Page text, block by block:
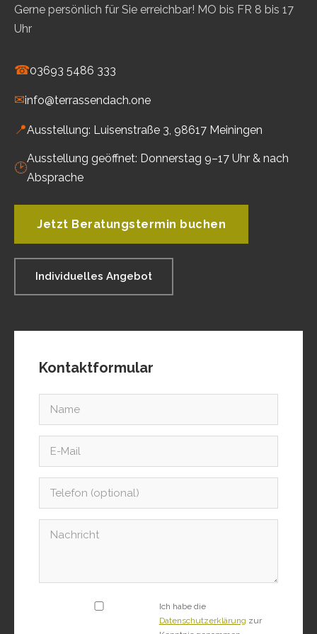
Gerne persönlich für Sie erreichbar! MO bis FR 8 bis 17
Uhr
☎03693 5486 333
✉info@terrassendach.one
📍Ausstellung: Luisenstraße 3, 98617 Meiningen
🕑
Ausstellung geöffnet: Donnerstag 9–17 Uhr & nach
Absprache
Jetzt Beratungstermin buchen
Individuelles Angebot
Kontaktformular
Ich habe die
Datenschutzerklärung zur